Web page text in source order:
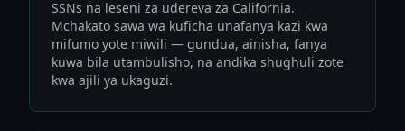
SSNs na leseni za udereva za California.
Mchakato sawa wa kuficha unafanya kazi kwa
mifumo yote miwili — gundua, ainisha, fanya
kuwa bila utambulisho, na andika shughuli zote
kwa ajili ya ukaguzi.